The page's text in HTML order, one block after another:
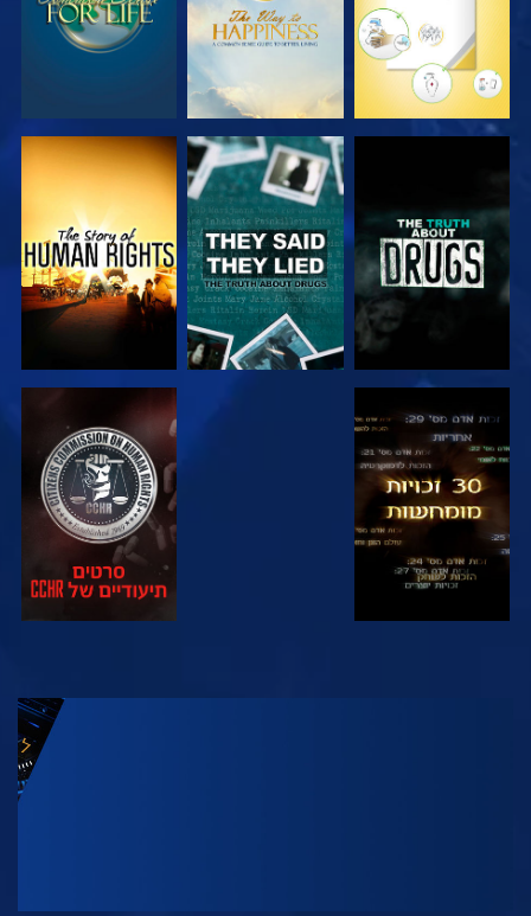
צפה צפה
צפה צפה
בדוק את הסדרה